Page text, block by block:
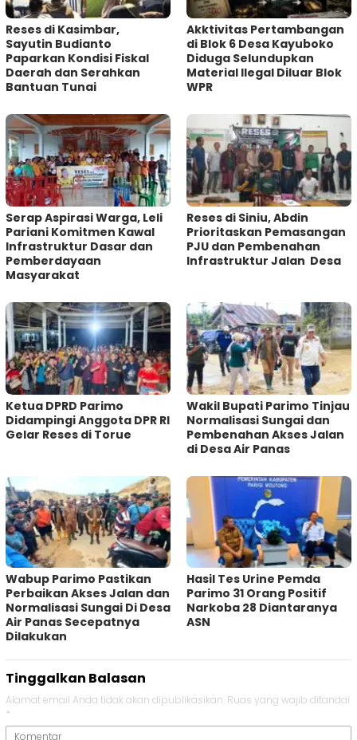
Reses di Kasimbar,
Sayutin Budianto
Paparkan Kondisi Fiskal
Daerah dan Serahkan
Bantuan Tunai
Akktivitas Pertambangan
di Blok 6 Desa Kayuboko
Diduga Selundupkan
Material Ilegal Diluar Blok
WPR
Serap Aspirasi Warga, Leli
Pariani Komitmen Kawal
Infrastruktur Dasar dan
Pemberdayaan
Masyarakat
Reses di Siniu, Abdin
Prioritaskan Pemasangan
PJU dan Pembenahan
Infrastruktur Jalan Desa
Ketua DPRD Parimo
Didampingi Anggota DPR RI
Gelar Reses di Torue
Wakil Bupati Parimo Tinjau
Normalisasi Sungai dan
Pembenahan Akses Jalan
di Desa Air Panas
Wabup Parimo Pastikan
Perbaikan Akses Jalan dan
Normalisasi Sungai Di Desa
Air Panas Secepatnya
Dilakukan
Hasil Tes Urine Pemda
Parimo 31 Orang Positif
Narkoba 28 Diantaranya
ASN
Tinggalkan Balasan
Alamat email Anda tidak akan dipublikasikan. Ruas yang wajib ditandai
*